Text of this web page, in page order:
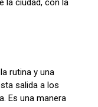
la ciudad, con la
rutina y una
salida a los
Es una manera